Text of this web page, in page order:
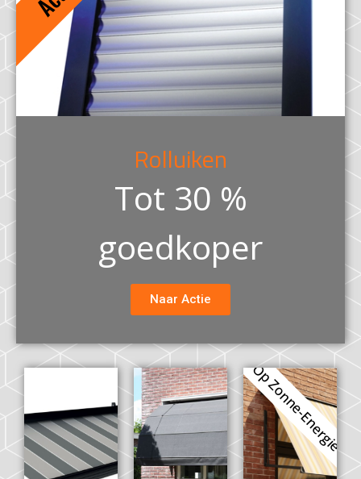
Rolluiken
Tot 30 %
goedkoper
Naar Actie
Op Zonne-Energie